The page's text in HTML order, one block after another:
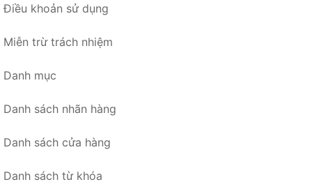
Điều khoản sử dụng
Miễn trừ trách nhiệm
Danh mục
Danh sách nhãn hàng
Danh sách cửa hàng
Danh sách từ khóa